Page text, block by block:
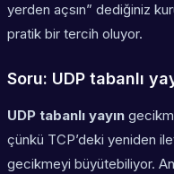
yerden açsın” dediğiniz
pratik bir tercih oluyor.
Soru: UDP tabanlı
UDP tabanlı yayın
çünkü TCP’deki yeniden
gecikmeyi büyütebiliyor.